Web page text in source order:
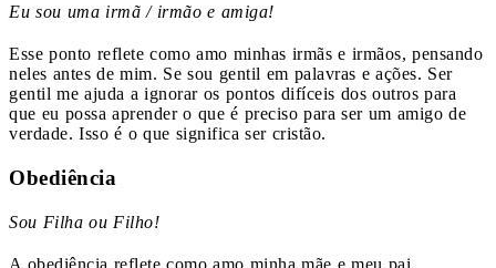
Eu sou uma irmã / irmão e amiga!
Esse ponto reflete como amo minhas irmãs e irmãos, pensando
neles antes de mim. Se sou gentil em palavras e ações. Ser
gentil me ajuda a ignorar os pontos difíceis dos outros para
que eu possa aprender o que é preciso para ser um amigo de
verdade. Isso é o que significa ser cristão.
Obediência
Sou Filha ou Filho!
A obediência reflete como amo minha mãe e meu pai,